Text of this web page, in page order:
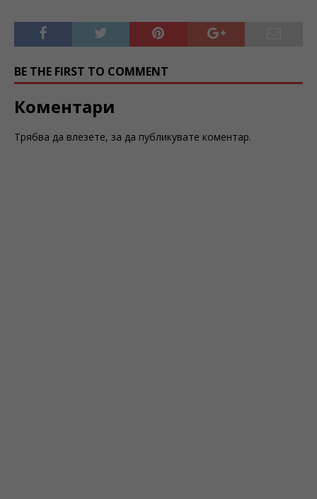
BE THE FIRST TO COMMENT
Коментари
Трябва да влезете, за да публикувате коментар.